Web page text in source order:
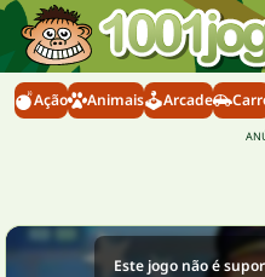
Ação Animais Arcade
Este jogo não é